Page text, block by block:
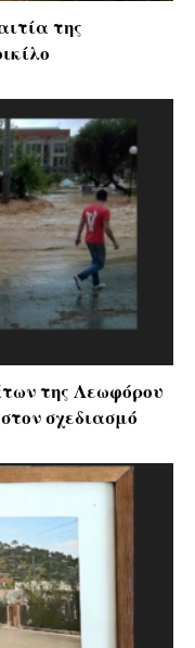
της
της Λεωφόρου
σχεδιασμό